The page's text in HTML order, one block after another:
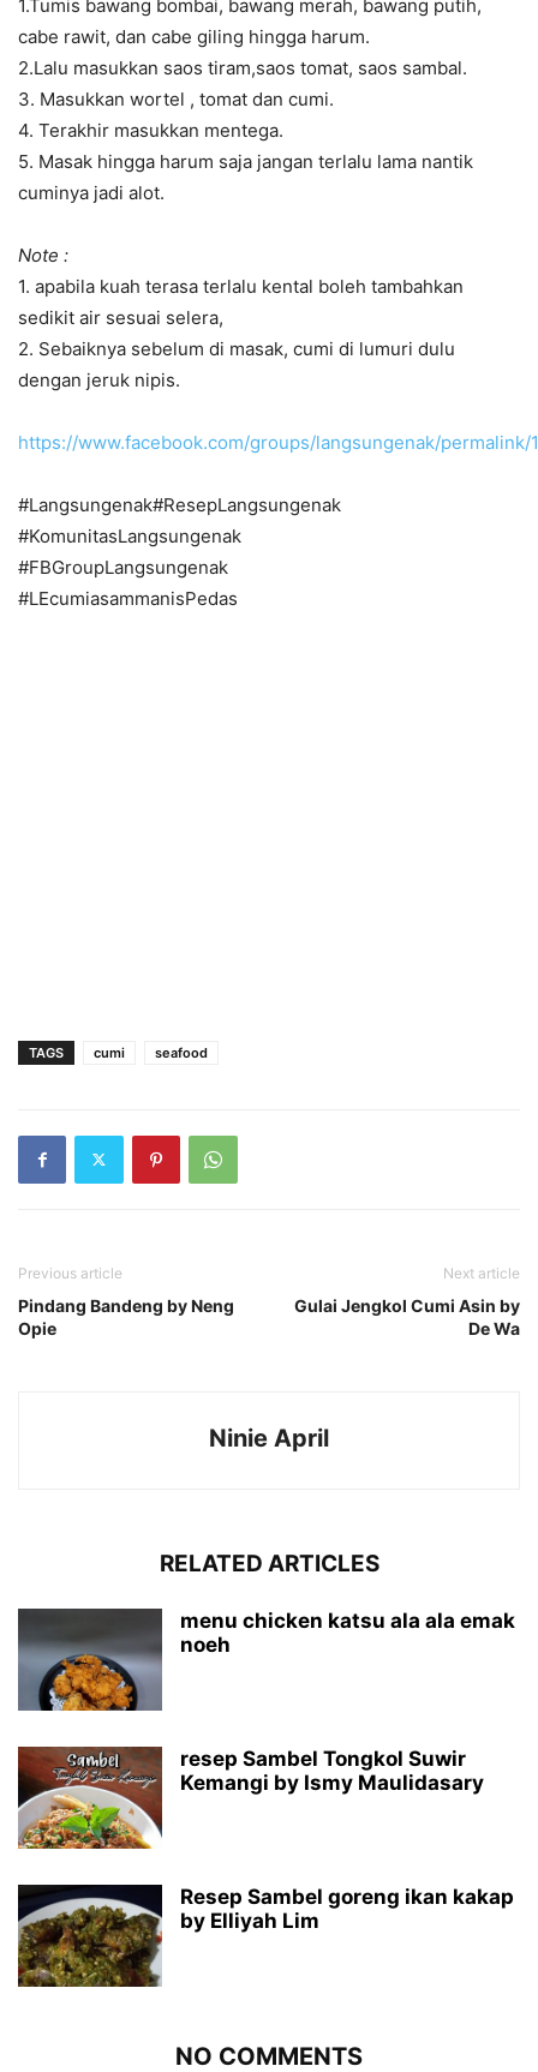
1.Tumis bawang bombai, bawang merah, bawang putih,
cabe rawit, dan cabe giling hingga harum.
2.Lalu masukkan saos tiram,saos tomat, saos sambal.
3. Masukkan wortel , tomat dan cumi.
4. Terakhir masukkan mentega.
5. Masak hingga harum saja jangan terlalu lama nantik
cuminya jadi alot.
Note :
1. apabila kuah terasa terlalu kental boleh tambahkan
sedikit air sesuai selera,
2. Sebaiknya sebelum di masak, cumi di lumuri dulu
dengan jeruk nipis.
https://www.facebook.com/groups/langsungenak/permalink/
#Langsungenak#ResepLangsungenak
#KomunitasLangsungenak
#FBGroupLangsungenak
#LEcumiasammanisPedas
TAGS cumi seafood
Previous article
Pindang Bandeng by Neng
Opie
Next article
Gulai Jengkol Cumi Asin by
De Wa
Ninie April
RELATED ARTICLES
menu chicken katsu ala ala emak
noeh
resep Sambel Tongkol Suwir
Kemangi by Ismy Maulidasary
Resep Sambel goreng ikan kakap
by Elliyah Lim
NO COMMENTS